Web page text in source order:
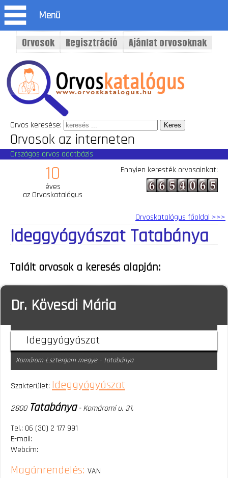
Orvos keresése:
Orvosok az interneten
Országos orvos adatbázis
10
éves
az Orvoskatalógus
Ennyien keresték orvosainkat:
Orvosok Regisztráció Ajánlat orvosoknak
Menü
Orvoskatalógus főoldal >>>
Ideggyógyászat Tatabánya
Talált orvosok a keresés alapján:
Dr. Kövesdi Mária
Ideggyógyászat
Komárom-Esztergom megye - Tatabánya
Szakterület: Ideggyógyászat
2800 Tatabánya- Komáromi u. 31.
Tel.: 06 (30) 2 177 991
E-mail:
Webcím:
Magánrendelés: VAN